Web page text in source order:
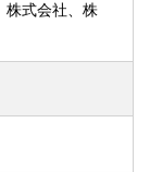
式会社、株